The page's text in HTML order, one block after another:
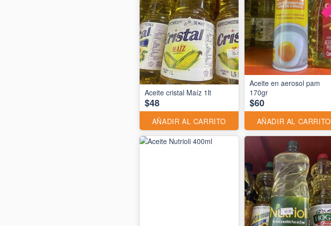
Aceite cristal Maíz 1lt
$48
AÑADIR AL CARRITO
Aceite en aerosol pam
170gr
$60
AÑADIR AL CARRITO